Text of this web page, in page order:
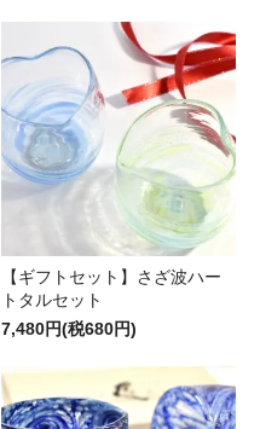
【ギフトセット】さざ波ハー
トタルセット
7,480円(税680円)